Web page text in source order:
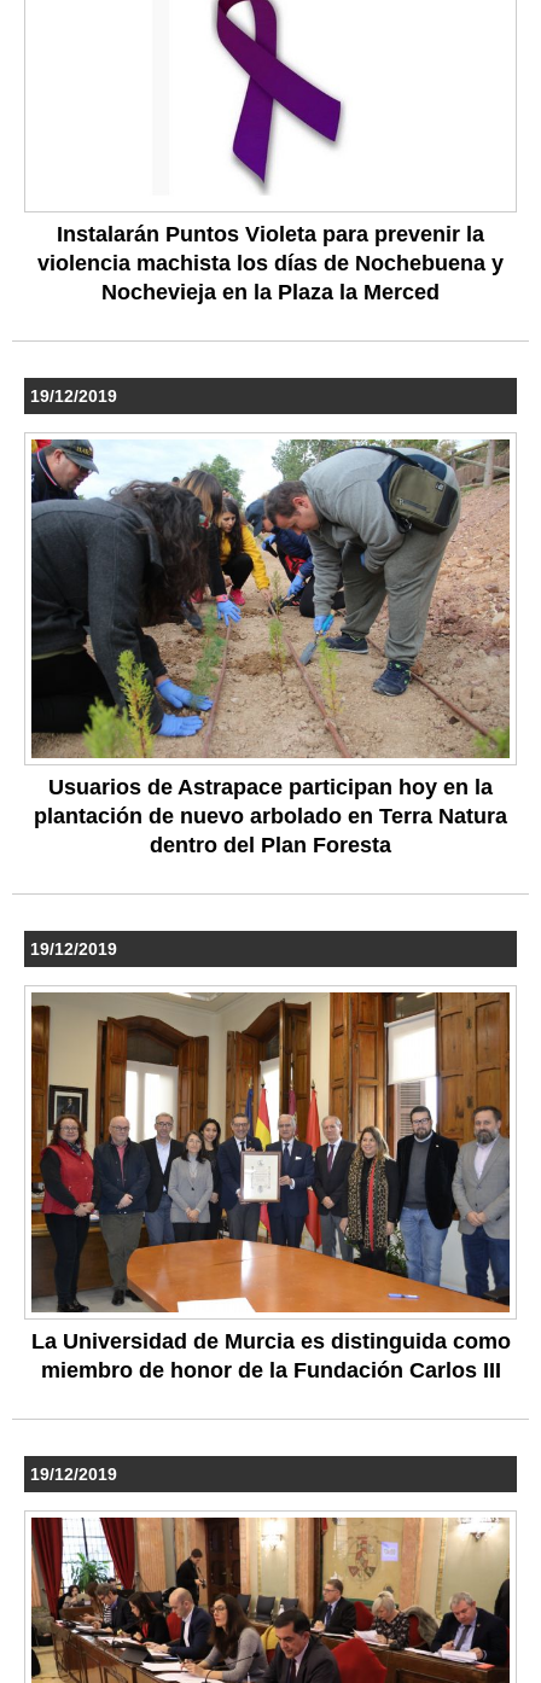
Instalarán Puntos Violeta para prevenir la
violencia machista los días de Nochebuena y
Nochevieja en la Plaza la Merced
19/12/2019
Usuarios de Astrapace participan hoy en la
plantación de nuevo arbolado en Terra Natura
dentro del Plan Foresta
19/12/2019
La Universidad de Murcia es distinguida como
miembro de honor de la Fundación Carlos III
19/12/2019